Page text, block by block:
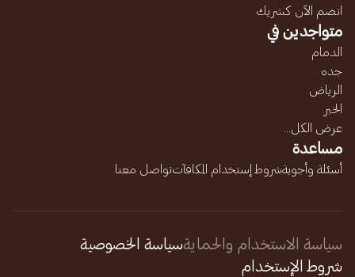
انضم الآن كشريك
متواجدين في
الدمام
جده
الرياض
الخبر
عرض الكل...
مساعدة
أسئلة وأجوبةشروط إستخدام المكافآتتواصل معنا
سياسة الاستخدام والحمايةسياسة الخصوصية
شروط الإستخدام